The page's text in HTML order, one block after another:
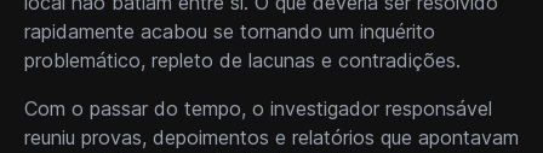
rapidamente acabou se tornando um inquérito
problemático, repleto de lacunas e contradições.
Com o passar do tempo, o investigador responsável
reuniu provas, depoimentos e relatórios que apontavam